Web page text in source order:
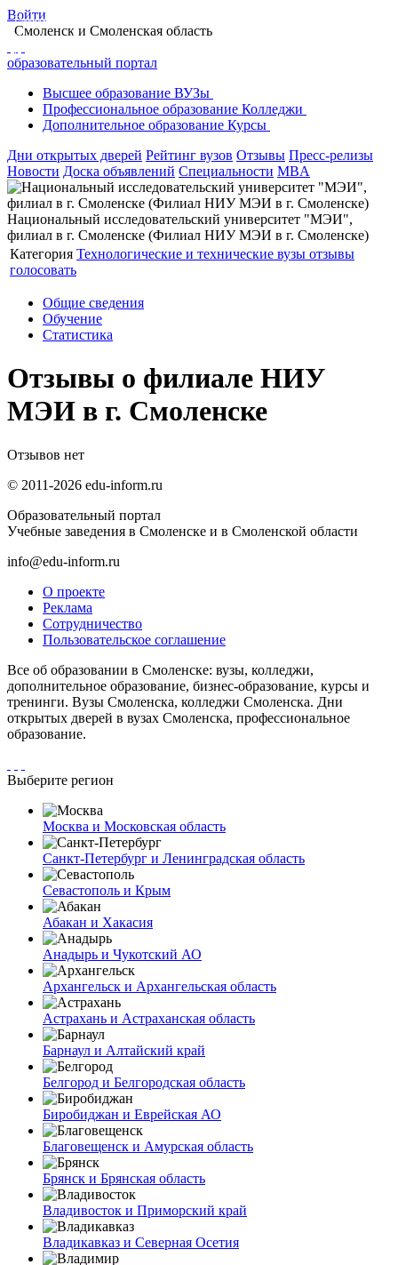
Войти
Смоленск и Смоленская область
образовательный портал
Высшее образование ВУЗы
Профессиональное образование Колледжи
Дополнительное образование Курсы
Дни открытых дверей Рейтинг вузов Отзывы Пресс-релизы
Новости Доска объявлений Специальности MBA
Национальный исследовательский университет "МЭИ",
филиал в г. Смоленске (Филиал НИУ МЭИ в г. Смоленске)
Категория Технологические и технические вузы отзывы
голосовать
Главная
Национальный исследовательский университет "МЭИ", филиал в г. Смоленске
Отзывы
Общие сведения
Обучение
Статистика
Отзывы о филиале НИУ
МЭИ в г. Смоленске
Отзывов нет
© 2011-2026 edu-inform.ru
Образовательный портал
Учебные заведения в Смоленске и в Смоленской области
info@edu-inform.ru
О проекте
Реклама
Сотрудничество
Пользовательское соглашение
Все об образовании в Смоленске: вузы, колледжи,
дополнительное образование, бизнес-образование, курсы и
тренинги. Вузы Смоленска, колледжи Смоленска. Дни
открытых дверей в вузах Смоленска, профессиональное
образование.
Выберите регион
Москва и Московская область
Санкт-Петербург и Ленинградская область
Севастополь и Крым
Абакан и Хакасия
Анадырь и Чукотский АО
Архангельск и Архангельская область
Астрахань и Астраханская область
Барнаул и Алтайский край
Белгород и Белгородская область
Биробиджан и Еврейская АО
Благовещенск и Амурская область
Брянск и Брянская область
Владивосток и Приморский край
Владикавказ и Северная Осетия